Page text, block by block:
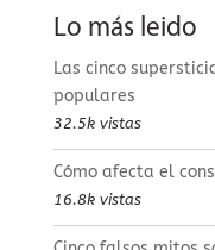
Lo más leido
Las cinco
populares
32.5k vistas
Cómo afecta el
16.8k vistas